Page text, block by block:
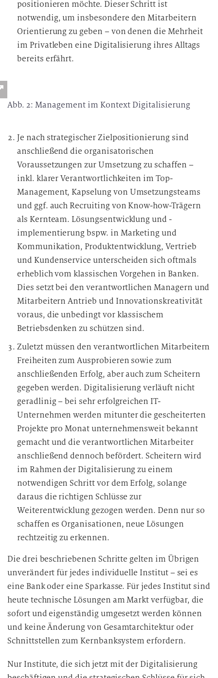
positionieren möchte. Dieser Schritt ist
notwendig, um insbesondere den Mitarbeitern
Orientierung zu geben – von denen die Mehrheit
im Privatleben eine Digitalisierung ihres Alltags
bereits erfährt.
Abb. 2: Management im Kontext Digitalisierung
Je nach strategischer Zielpositionierung sind
anschließend die organisatorischen
Voraussetzungen zur Umsetzung zu schaffen –
inkl. klarer Verantwortlichkeiten im Top-
Management, Kapselung von Umsetzungsteams
und ggf. auch Recruiting von Know-how-Trägern
als Kernteam. Lösungsentwicklung und -
implementierung bspw. in Marketing und
Kommunikation, Produktentwicklung, Vertrieb
und Kundenservice unterscheiden sich oftmals
erheblich vom klassischen Vorgehen in Banken.
Dies setzt bei den verantwortlichen Managern und
Mitarbeitern Antrieb und Innovationskreativität
voraus, die unbedingt vor klassischem
Betriebsdenken zu schützen sind.
Zuletzt müssen den verantwortlichen Mitarbeitern
Freiheiten zum Ausprobieren sowie zum
anschließenden Erfolg, aber auch zum Scheitern
gegeben werden. Digitalisierung verläuft nicht
geradlinig – bei sehr erfolgreichen IT-
Unternehmen werden mitunter die gescheiterten
Projekte pro Monat unternehmensweit bekannt
gemacht und die verantwortlichen Mitarbeiter
anschließend dennoch befördert. Scheitern wird
im Rahmen der Digitalisierung zu einem
notwendigen Schritt vor dem Erfolg, solange
daraus die richtigen Schlüsse zur
Weiterentwicklung gezogen werden. Denn nur so
schaffen es Organisationen, neue Lösungen
rechtzeitig zu erkennen.
Die drei beschriebenen Schritte gelten im Übrigen
unverändert für jedes individuelle Institut – sei es
eine Bank oder eine Sparkasse. Für jedes Institut sind
heute technische Lösungen am Markt verfügbar, die
sofort und eigenständig umgesetzt werden können
und keine Änderung von Gesamtarchitektur oder
Schnittstellen zum Kernbanksystem erfordern.
Nur Institute, die sich jetzt mit der Digitalisierung